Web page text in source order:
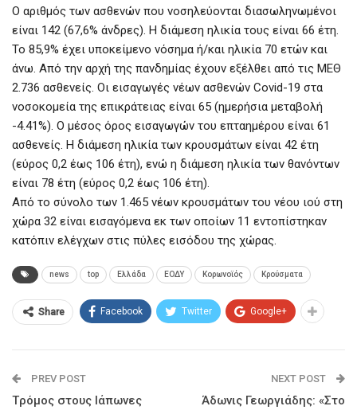
Ο αριθμός των ασθενών που νοσηλεύονται διασωληνωμένοι
είναι 142 (67,6% άνδρες). Η διάμεση ηλικία τους είναι 66 έτη.
To 85,9% έχει υποκείμενο νόσημα ή/και ηλικία 70 ετών και
άνω. Από την αρχή της πανδημίας έχουν εξέλθει από τις ΜΕΘ
2.736 ασθενείς. Οι εισαγωγές νέων ασθενών Covid-19 στα
νοσοκομεία της επικράτειας είναι 65 (ημερήσια μεταβολή
-4.41%). Ο μέσος όρος εισαγωγών του επταημέρου είναι 61
ασθενείς. Η διάμεση ηλικία των κρουσμάτων είναι 42 έτη
(εύρος 0,2 έως 106 έτη), ενώ η διάμεση ηλικία των θανόντων
είναι 78 έτη (εύρος 0,2 έως 106 έτη).
Από το σύνολο των 1.465 νέων κρουσμάτων του νέου ιού στη
χώρα 32 είναι εισαγόμενα εκ των οποίων 11 εντοπίστηκαν
κατόπιν ελέγχων στις πύλες εισόδου της χώρας.
news top Ελλάδα ΕΟΔΥ Κορωνοϊός Κρούσματα
Share Facebook Twitter Google+
PREV POST
Tρόμος στους Ιάπωνες
NEXT POST
Άδωνις Γεωργιάδης: «Στο